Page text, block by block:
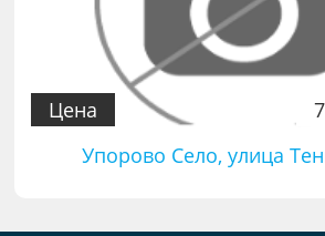
Цена
Упорово Село, улица